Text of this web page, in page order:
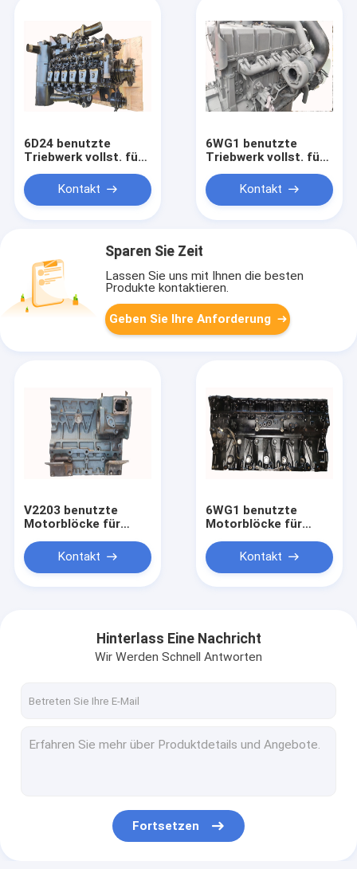
6D24 benutzte
Triebwerk vollst. für
Bagger HD1430 - 3
Dieselmotor SK480
HD2045
Kontakt
6WG1 benutzte
Triebwerk vollst. für
Bagger ZX470 - 3
Dieselmotor ZX650
ZX800
Kontakt
Sparen Sie Zeit
Lassen Sie uns mit Ihnen die besten
Produkte kontaktieren.
Geben Sie Ihre Anforderung
V2203 benutzte
Motorblöcke für
1G633 - 0101D
Kontakt
6WG1 benutzte
Motorblöcke für
- 3 8-98180452-1
898180-4521
Kontakt
Hinterlass Eine Nachricht
Wir Werden Schnell Antworten
Fortsetzen